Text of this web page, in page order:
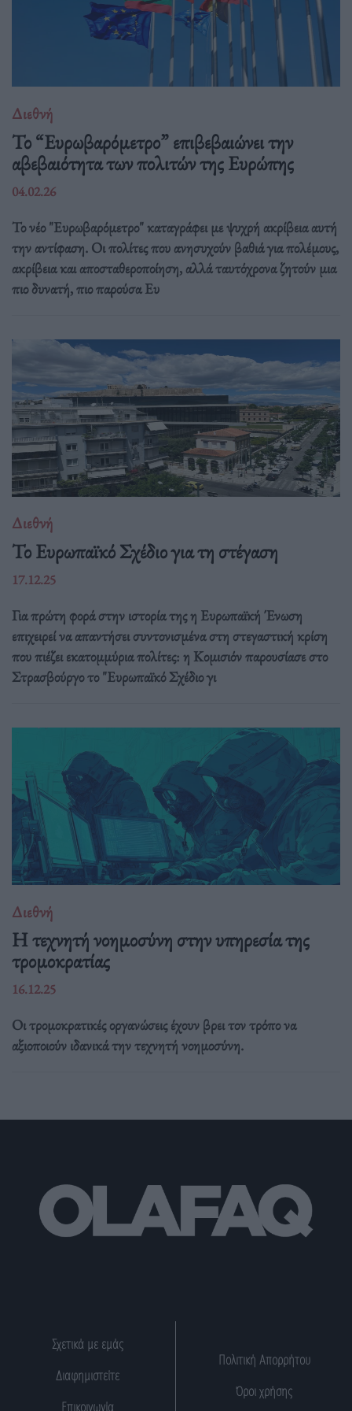
Διεθνή
Το “Ευρωβαρόμετρο” επιβεβαιώνει την
αβεβαιότητα των πολιτών της Ευρώπης
04.02.26
Το νέο "Ευρωβαρόμετρο" καταγράφει με ψυχρή ακρίβεια αυτή
την αντίφαση. Oι πολίτες που ανησυχούν βαθιά για πολέμους,
ακρίβεια και αποσταθεροποίηση, αλλά ταυτόχρονα ζητούν μια
πιο δυνατή, πιο παρούσα Ευ
Διεθνή
Το Ευρωπαϊκό Σχέδιο για τη στέγαση
17.12.25
Για πρώτη φορά στην ιστορία της η Ευρωπαϊκή Ένωση
επιχειρεί να απαντήσει συντονισμένα στη στεγαστική κρίση
που πιέζει εκατομμύρια πολίτες: η Κομισιόν παρουσίασε στο
Στρασβούργο το "Ευρωπαϊκό Σχέδιο γι
Διεθνή
Η τεχνητή νοημοσύνη στην υπηρεσία της
τρομοκρατίας
16.12.25
Οι τρομοκρατικές οργανώσεις έχουν βρει τον τρόπο να
αξιοποιούν ιδανικά την τεχνητή νοημοσύνη.
Σχετικά με εμάς
Διαφημιστείτε
Επικοινωνία
Πολιτική Απορρήτου
Όροι χρήσης